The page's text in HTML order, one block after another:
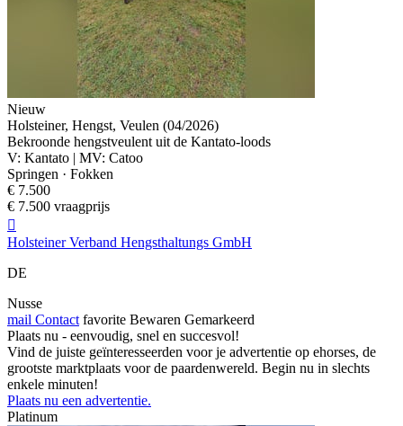
Nieuw
Holsteiner, Hengst, Veulen (04/2026)
Bekroonde hengstveulent uit de Kantato-loods
V: Kantato | MV: Catoo
Springen · Fokken
€ 7.500
€ 7.500 vraagprijs

Holsteiner Verband Hengsthaltungs GmbH
DE
Nusse
mail Contact favorite Bewaren Gemarkeerd
Plaats nu - eenvoudig, snel en succesvol!
Vind de juiste geïnteresseerden voor je advertentie op ehorses, de
grootste marktplaats voor de paardenwereld. Begin nu in slechts
enkele minuten!
Plaats nu een advertentie.
Platinum